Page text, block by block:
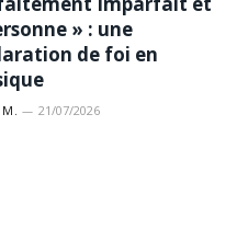
» : une
de foi en
21/07/2026